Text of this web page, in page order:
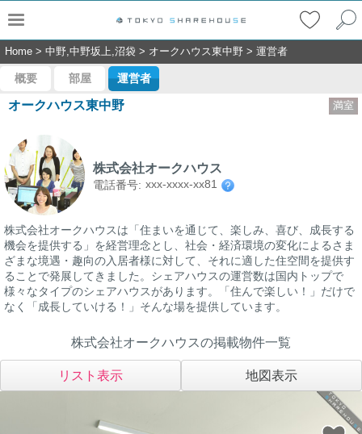
Home > 中野,中野坂上,沼袋 > オークハウス東中野 > 運営者
概要 部屋 運営者
オークハウス東中野 満室
株式会社オークハウス
電話番号: xxx-xxxx-xx81
株式会社オークハウスは「住まいを通じて、楽しみ、喜び、成長する
機会を提供する」を経営理念とし、社会・経済環境の変化によるさま
ざまな境遇・趣向の入居者様に対して、それに適した住空間を提供す
ることで発展してきました。シェアハウスの運営数は国内トップで
様々なタイプのシェアハウスがあります。「住んで楽しい！」だけで
なく「成長していける！」そんな場を提供しています。
株式会社オークハウスの掲載物件一覧
リスト表示 地図表示